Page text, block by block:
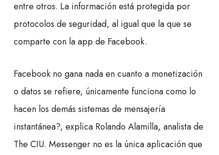
entre otros. La información está protegida por
protocolos de seguridad, al igual que la que se
comparte con la app de Facebook.
Facebook no gana nada en cuanto a monetización
o datos se refiere, únicamente funciona como lo
hacen los demás sistemas de mensajería
instantánea?, explica Rolando Alamilla, analista de
The CIU. Messenger no es la única aplicación que